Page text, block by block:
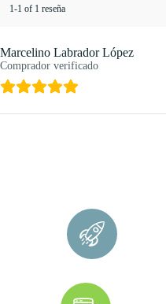
1-1 of 1 reseña
Marcelino Labrador López
Comprador verificado